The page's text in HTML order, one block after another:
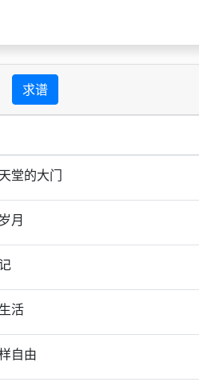
求谱
堂的大门
月
活
自由